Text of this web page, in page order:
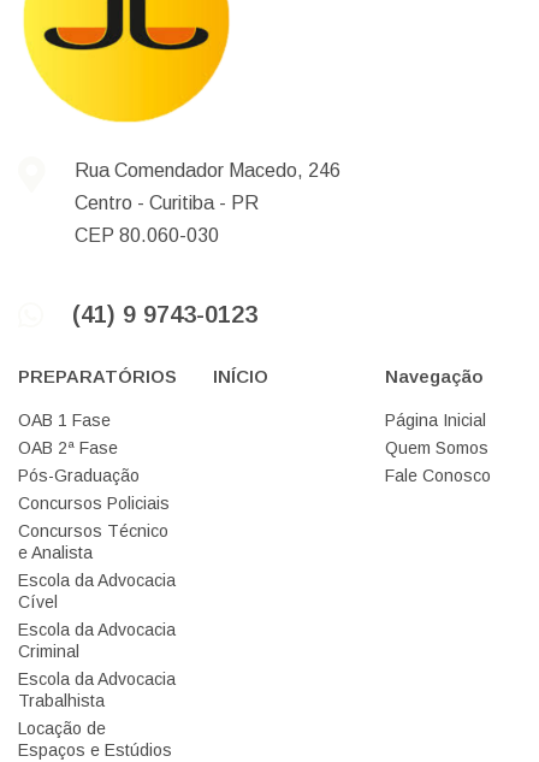
Rua Comendador Macedo, 246
Centro - Curitiba - PR
CEP 80.060-030
(41) 9 9743-0123
PREPARATÓRIOS
OAB 1 Fase
OAB 2ª Fase
Pós-Graduação
Concursos Policiais
Concursos Técnico
e Analista
Escola da Advocacia
Cível
Escola da Advocacia
Criminal
Escola da Advocacia
Trabalhista
Locação de
Espaços e Estúdios
INÍCIO Navegação
Página Inicial
Quem Somos
Fale Conosco